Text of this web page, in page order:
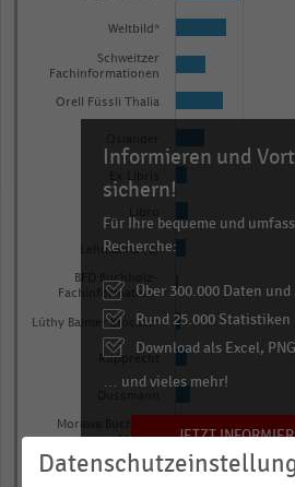
has
displaying
categories.
categories.
The
Y
axis
Weltbild*
Schweitzer
Fachinformationen
Orell Füssli Thalia
Lehmanns (1)
BFD Buchholz-
Fachinformation*
Lüthy Balmer Stocker*
Rupprecht
Morawa Buch und
Medien
0,0 0,3
Informieren und
sichern!
Für Ihre bequeme und
Recherche:
Über 300.000 Daten
Rund 25.000 Statistiken
Download als Excel,
… und vieles mehr!
JETZT